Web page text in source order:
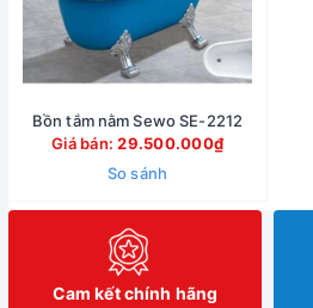
Bồn tắm nằm Sewo SE-2212
Giá bán:29.500.000₫
So sánh
Cam kết chính hãng